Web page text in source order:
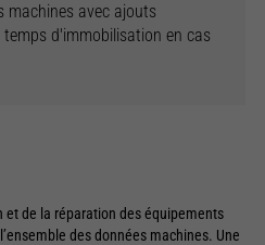
machines avec ajouts
d'immobilisation en cas
et de la réparation des équipements
des données machines. Une